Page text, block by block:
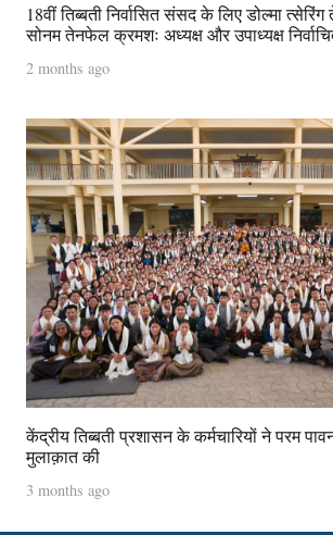
18वीं तिब्बती निर्वासित संसद के लिए डोल्मा
सोनम तेनफेल क्रमशः अध्यक्ष और उपाध्यक्ष
2 months ago
केंद्रीय तिब्बती प्रशासन के कर्मचारियों ने परम
मुलाक़ात की
3 months ago